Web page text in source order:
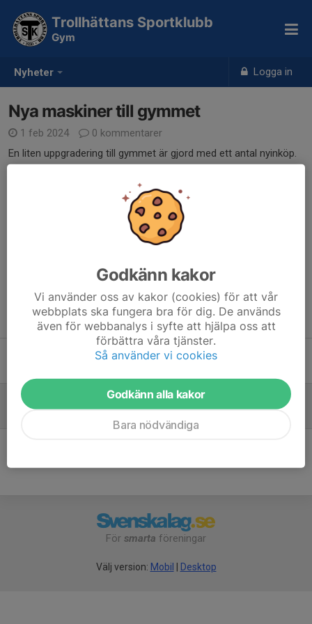
Nyheter Logga in
Trollhättans Sportklubb
Gym
Nya maskiner till gymmet
1 feb 2024
0 kommentarer
En liten uppgradering till gymmet är gjord med ett antal nyinköp.
Det blev en ny roddmaskin, en bröstpressmaskin, ett hanteltorn
och en hållare för pilatesbollen. Klicka på länken nedan för att se
Tidigare nyheter
Uppdatering för bänkpressen
Nya maskiner till gymmet
För smarta föreningar
Välj version: Mobil | Desktop
Godkänn kakor
Vi använder oss av kakor (cookies) för att vår
webbplats ska fungera bra för dig. De används
även för webbanalys i syfte att hjälpa oss att
förbättra våra tjänster.
Så använder vi cookies
Godkänn alla kakor
Bara nödvändiga